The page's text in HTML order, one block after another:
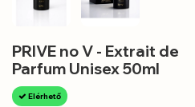
PRIVE no V - Extrait de
Parfum Unisex 50ml
Elérhető